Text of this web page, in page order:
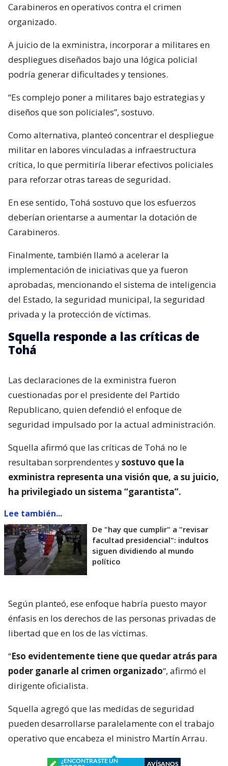
Carabineros en operativos contra el crimen
organizado.
A juicio de la exministra, incorporar a militares en
despliegues diseñados bajo una lógica policial
podría generar dificultades y tensiones.
“Es complejo poner a militares bajo estrategias y
diseños que son policiales”, sostuvo.
Como alternativa, planteó concentrar el despliegue
militar en labores vinculadas a infraestructura
crítica, lo que permitiría liberar efectivos policiales
para reforzar otras tareas de seguridad.
En ese sentido, Tohá sostuvo que los esfuerzos
deberían orientarse a aumentar la dotación de
Carabineros.
Finalmente, también llamó a acelerar la
implementación de iniciativas que ya fueron
aprobadas, mencionando el sistema de inteligencia
del Estado, la seguridad municipal, la seguridad
privada y la protección de víctimas.
Squella responde a las críticas de
Tohá
Las declaraciones de la exministra fueron
cuestionadas por el presidente del Partido
Republicano, quien defendió el enfoque de
seguridad impulsado por la actual administración.
Squella afirmó que las críticas de Tohá no le
resultaban sorprendentes ysostuvo que la
exministra representa una visión que, a su juicio,
ha privilegiado un sistema “garantista”.
Lee también...
De "hay que cumplir" a "revisar
facultad presidencial": indultos
siguen dividiendo al mundo
político
Según planteó, ese enfoque habría puesto mayor
énfasis en los derechos de las personas privadas de
libertad que en los de las víctimas.
“Eso evidentemente tiene que quedar atrás para
poder ganarle al crimen organizado“, afirmó el
dirigente oficialista.
Squella agregó que las medidas de seguridad
pueden desarrollarse paralelamente con el trabajo
operativo que encabeza el ministro Martín Arrau.
¿ENCONTRASTE UN
AVÍSANOS